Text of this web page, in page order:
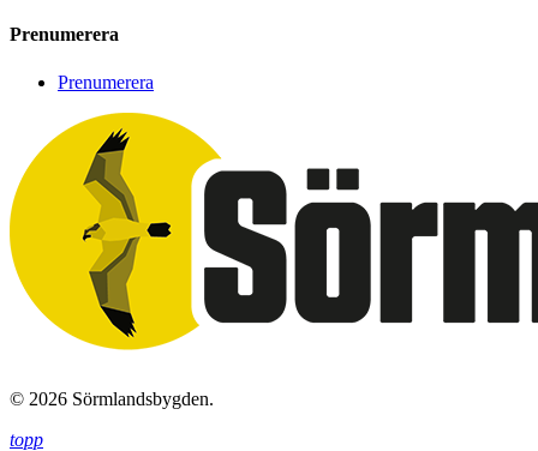
Prenumerera
Prenumerera
© 2026 Sörmlandsbygden.
topp